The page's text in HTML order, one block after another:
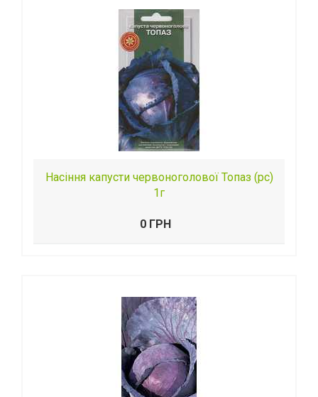
Насіння капусти червоноголової Топаз (рс)
1г
0 ГРН